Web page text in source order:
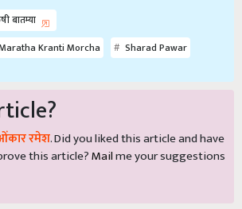
बातम्या
Kranti Morcha Sharad Pawar
रमेश. Did you liked this article and have
this article?Mailme your suggestions